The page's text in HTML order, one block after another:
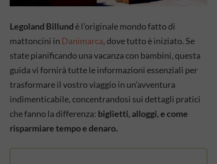
Legoland Billund è l’originale mondo fatto di
mattoncini in Danimarca, dove tutto è iniziato. Se
state pianificando una vacanza con bambini, questa
guida vi fornirà tutte le informazioni essenziali per
trasformare il vostro viaggio in un’avventura
indimenticabile, concentrandosi sui dettagli pratici
che fanno la differenza: biglietti, alloggi, e come
risparmiare tempo e denaro.